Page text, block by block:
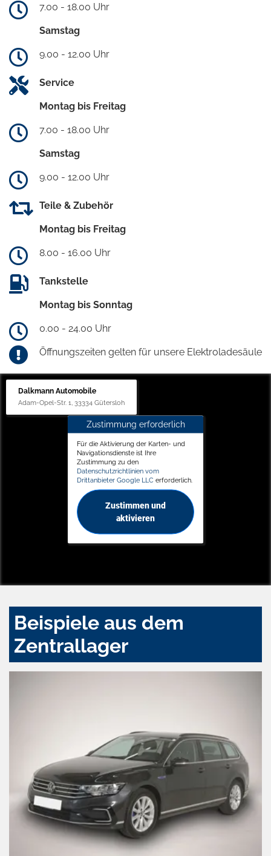
7.00 - 18.00 Uhr
Samstag
9.00 - 12.00 Uhr
Service
Montag bis Freitag
7.00 - 18.00 Uhr
Samstag
9.00 - 12.00 Uhr
Teile & Zubehör
Montag bis Freitag
8.00 - 16.00 Uhr
Tankstelle
Montag bis Sonntag
0.00 - 24.00 Uhr
Öffnungszeiten gelten für unsere Elektroladesäule
Dalkmann Automobile
Adam-Opel-Str. 1, 33334 Gütersloh
Zustimmung erforderlich
Für die Aktivierung der Karten- und
Navigationsdienste ist Ihre
Zustimmung zu den
Datenschutzrichtlinien vom
Drittanbieter Google LLC erforderlich.
Zustimmen und
aktivieren
Beispiele aus dem
Zentrallager